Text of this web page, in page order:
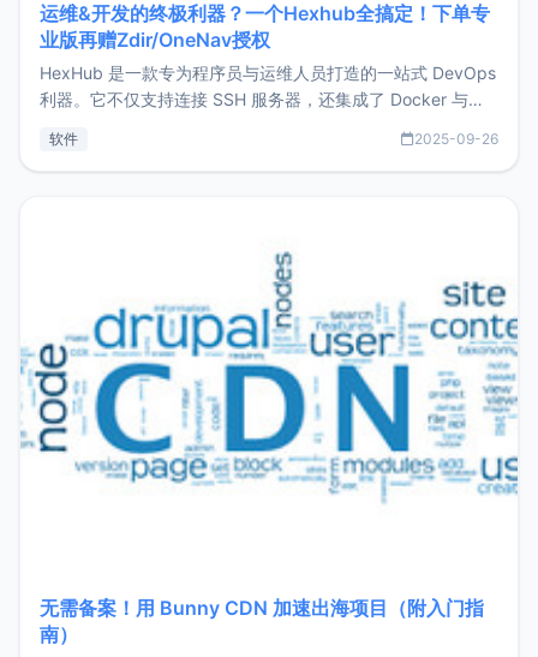
运维&开发的终极利器？一个Hexhub全搞定！下单专
业版再赠Zdir/OneNav授权
HexHub 是一款专为程序员与运维人员打造的一站式 DevOps
利器。它不仅支持连接 SSH 服务器，还集成了 Docker 与常
件间频繁切换，仅凭 HexHub 即可同时搞定运维与数据库操
软件 2025-09-26
无需备案！用 Bunny CDN 加速出海项目（附入门指
南）